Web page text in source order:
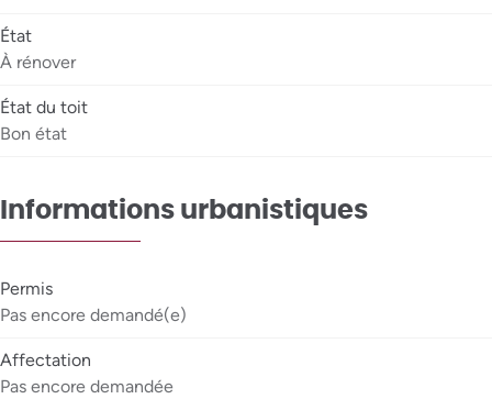
État
À rénover
État du toit
Bon état
Informations urbanistiques
Permis
Pas encore demandé(e)
Affectation
Pas encore demandée